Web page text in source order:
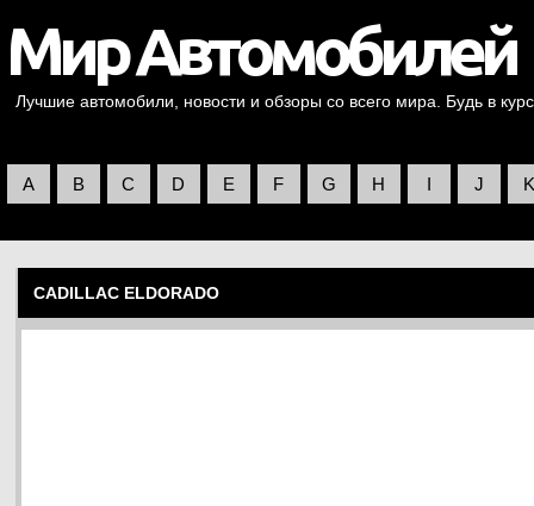
Лучшие автомобили, новости и обзоры со всего мира. Будь в
A B C D E F G H I J K
CADILLAC ELDORADO